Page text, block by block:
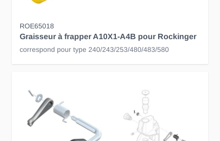
ROE65018
Graisseur à frapper A10X1-A4B pour Rockinger
correspond pour type 240/243/253/480/483/580